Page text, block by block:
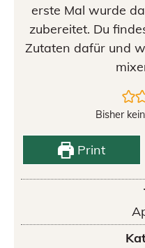
erste Mal wurde
zubereitet. Du
Zutaten dafür und
Bisher
Print